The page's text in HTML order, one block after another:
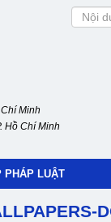
Minh
Hồ Chí Minh
PHÁP LUẬT